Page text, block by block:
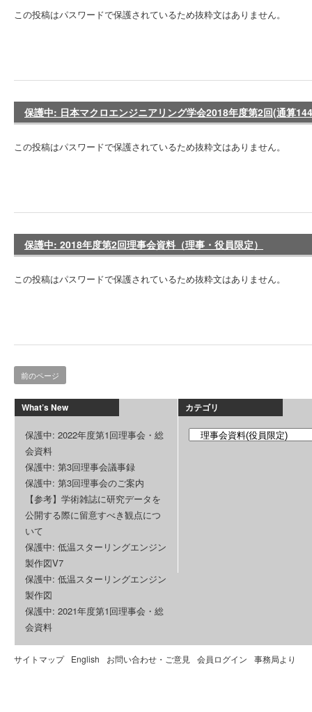
この投稿はパスワードで保護されているため抜粋文はありません。
保護中: 日本マクロエンジニアリング学会2018年度第2回(通算
この投稿はパスワードで保護されているため抜粋文はありません。
保護中: 2018年度第2回理事会資料（理事・役員限定）
この投稿はパスワードで保護されているため抜粋文はありません。
前のページ
What’s New
保護中: 2022年度第1回理事会・総
会資料
保護中: 第3回理事会議事録
保護中: 第3回理事会のご案内
【参考】学術雑誌に研究データを
公開する際に留意すべき観点につ
いて
保護中: 低温スターリングエンジン
製作図V7
保護中: 低温スターリングエンジン
製作図
保護中: 2021年度第1回理事会・総
会資料
カテゴリ
サイトマップ English お問い合わせ・ご意見 会員ログイン 事務局より